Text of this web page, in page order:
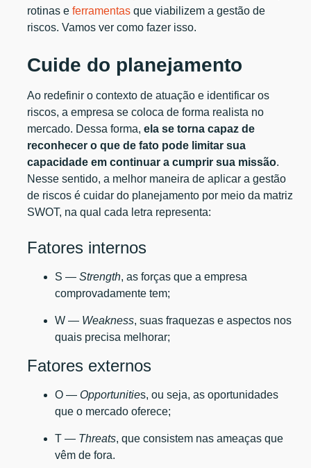
rotinas eferramentas que viabilizem a gestão de
riscos. Vamos ver como fazer isso.
Cuide do planejamento
Ao redefinir o contexto de atuação e identificar os
riscos, a empresa se coloca de forma realista no
mercado. Dessa forma,ela se torna capaz de
reconhecer o que de fato pode limitar sua
capacidade em continuar a cumprir sua missão.
Nesse sentido, a melhor maneira de aplicar a gestão
de riscos é cuidar do planejamento por meio da matriz
SWOT, na qual cada letra representa:
Fatores internos
S —Strength, as forças que a empresa
comprovadamente tem;
W — Weakness, suas fraquezas e aspectos nos
quais precisa melhorar;
Fatores externos
O — Opportunities, ou seja, as oportunidades
que o mercado oferece;
T — Threats, que consistem nas ameaças que
vêm de fora.